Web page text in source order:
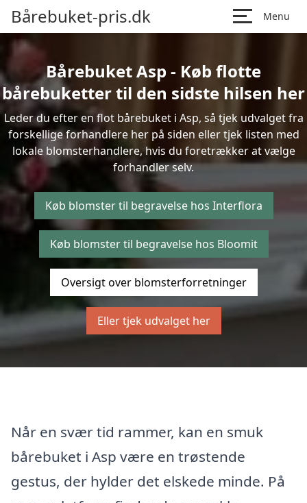
Bårebuket-pris.dk Menu
Bårebuket Asp - Køb flotte
bårebuketter til den sidste hilsen her
Leder du efter en flot bårebuket i Asp, så tjek udvalget fra
forskellige forhandlere her på siden eller tjek listen med
lokale blomsterhandlere, hvis du foretrækker at vælge
forhandler selv.
Køb blomster til begravelse hos Interflora
Køb blomster til begravelse hos Bloomit
Oversigt over blomsterforretninger
Eller tjek udvalget her
Når en svær tid rammer, kan en smuk
bårebuket i Asp være en trøstende
gestus, der hylder det elskede minde. På